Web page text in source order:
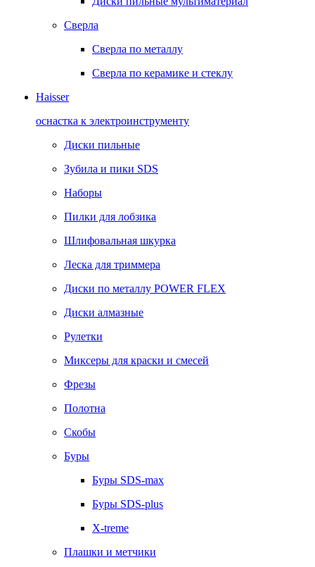
Сверла
Сверла по металлу
Сверла по керамике и стеклу
Haisser
оснастка к электроинструменту
Диски пильные
Зубила и пики SDS
Наборы
Пилки для лобзика
Шлифовальная шкурка
Леска для триммера
Диски по металлу POWER FLEX
Диски алмазные
Рулетки
Миксеры для краски и смесей
Фрезы
Полотна
Скобы
Буры
Буры SDS-max
Буры SDS-plus
X-treme
Плашки и метчики